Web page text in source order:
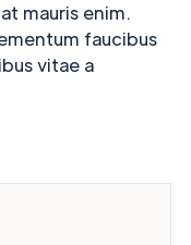
mauris enim.
faucibus
vitae a